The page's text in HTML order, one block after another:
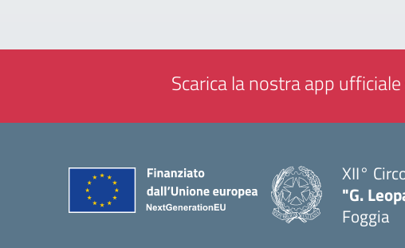
Scarica la nostra app ufficiale
XII°
"G.
Foggia